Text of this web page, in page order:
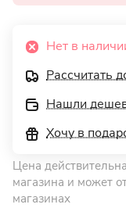
Нет в
Рассчитать
Нашли
Хочу в
Цена
магазина и может
магазинах